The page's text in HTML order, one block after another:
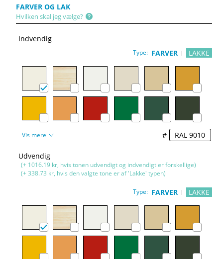
FARVER OG LAK
Hvilken skal jeg vælge?
Indvendig
Type: FARVER LAKKE
Vis mere #
Udvendig
(+ 1016.19 kr, hvis tonen udvendigt og indvendigt er forskellige)
(+ 338.73 kr, hvis den valgte tone er af 'Lakke' typen)
Type: FARVER LAKKE